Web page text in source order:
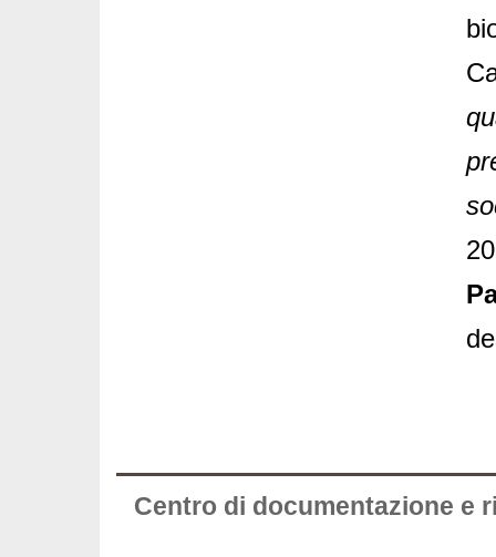
Centro di documentazione e